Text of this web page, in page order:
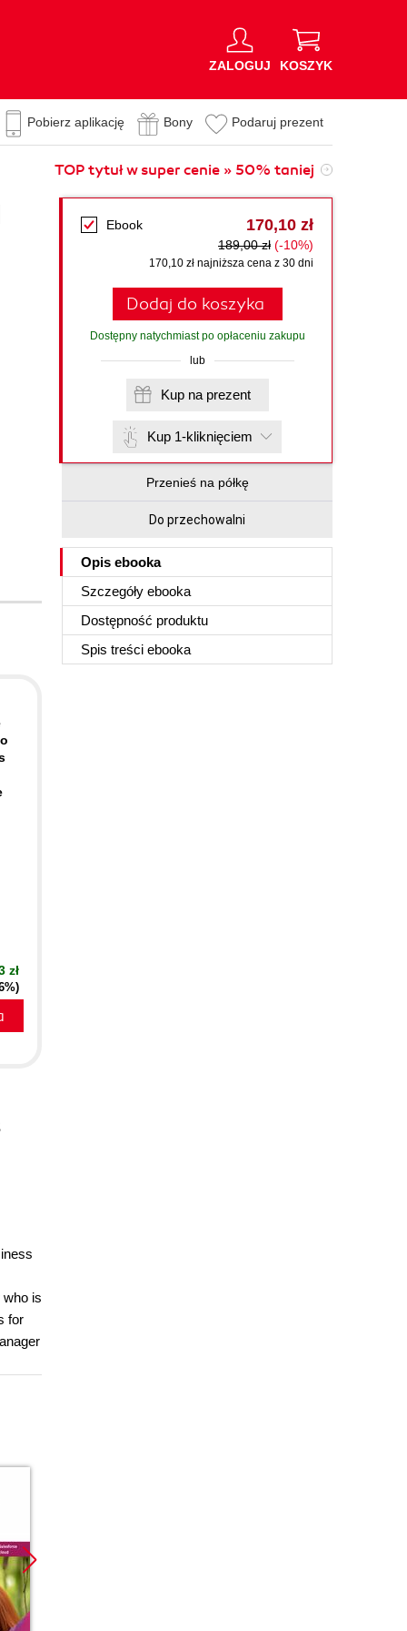
ZALOGUJ KOSZYK
Pobierz aplikację Bony Podaruj prezent
TOP tytuł w super cenie » 50% taniej
Ebook 170,10 zł
189,00 zł (-10%)
170,10 zł najniższa cena z 30 dni
Dodaj do koszyka
Dostępny natychmiast po opłaceniu zakupu
lub
Kup na prezent
Kup 1-kliknięciem
Przenieś na półkę
Do przechowalni
Opis ebooka
Szczegóły ebooka
Dostępność produktu
Spis treści ebooka
zł
is
for